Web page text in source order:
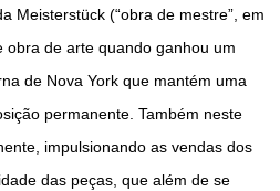
Meisterstück (“obra de mestre”, em
de arte quando ganhou um
de Nova York que mantém uma
permanente. Também neste
impulsionando as vendas dos
das peças, que além de se